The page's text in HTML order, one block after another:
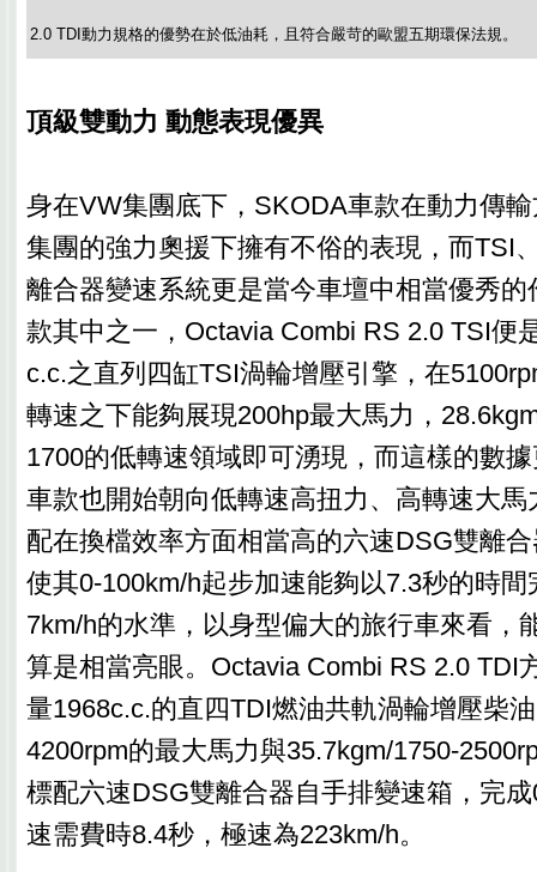
2.0 TDI動力規格的優勢在於低油耗，且符合嚴苛的歐盟五期環保法規。
頂級雙動力 動態表現優異
身在VW集團底下，SKODA車款在動力傳
集團的強力奧援下擁有不俗的表現，而TSI
離合器變速系統更是當今車壇中相當優秀
款其中之一，Octavia Combi RS 2.0 TSI便
c.c.之直列四缸TSI渦輪增壓引擎，在
轉速之下能夠展現200hp最大馬力，
1700的低轉速領域即可湧現，而這樣的數
車款也開始朝向低轉速高扭力、高轉速大
配在換檔效率方面相當高的六速DSG雙離
使其0-100km/h起步加速能夠以7.3秒的時
7km/h的水準，以身型偏大的旅行車來看，
算是相當亮眼。Octavia Combi RS 2.0 TDI
量1968c.c.的直四TDI燃油共軌渦輪增壓柴
4200rpm的最大馬力與35.7kgm/1750-
標配六速DSG雙離合器自手排變速箱，完
速需費時8.4秒，極速為223km/h。